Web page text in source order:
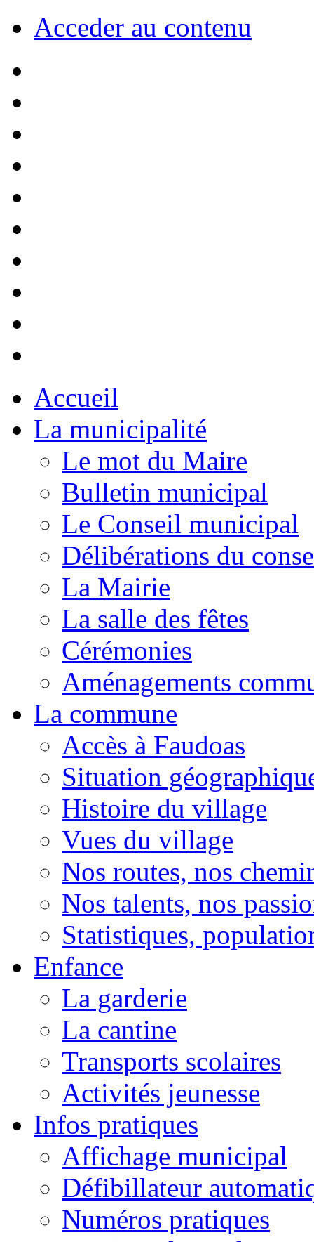
Acceder au contenu
Accueil
La municipalité
Le mot du Maire
Bulletin municipal
Le Conseil municipal
Délibérations du
La Mairie
La salle des fêtes
Cérémonies
Aménagements
La commune
Accès à Faudoas
Situation
Histoire du village
Vues du village
Nos routes, nos
Nos talents, nos
Statistiques,
Enfance
La garderie
La cantine
Transports scolaires
Activités jeunesse
Infos pratiques
Affichage municipal
Défibillateur
Numéros pratiques